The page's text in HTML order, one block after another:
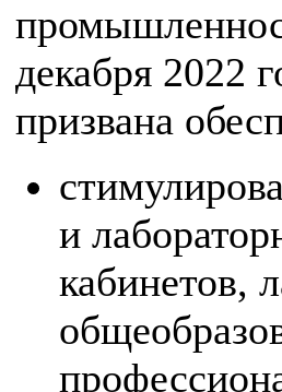
декабря 2022
призвана
и
кабинетов,